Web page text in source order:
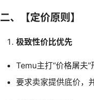
二、【定价原则】
极致性价比优先
Temu主打“价格屠夫
要求卖家提供底价，